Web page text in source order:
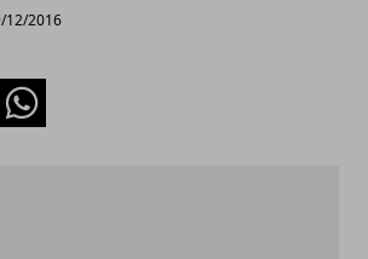
12/2016
Whatsapp